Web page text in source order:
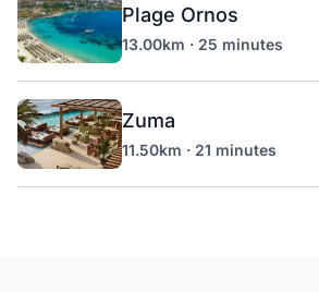
Plage Ornos
13.00km · 25 minutes
Zuma
11.50km · 21 minutes